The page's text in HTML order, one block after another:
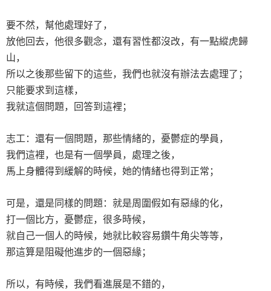
要不然，幫他處理好了，
放他回去，他很多觀念，還有習性都沒改，有一點縱虎歸
山，
所以之後那些留下的這些，我們也就沒有辦法去處理了；
只能要求到這樣，
我就這個問題，回答到這裡；
志工：還有一個問題，那些情緒的，憂鬱症的學員，
我們這裡，也是有一個學員，處理之後，
馬上身體得到緩解的時候，她的情緒也得到正常；
可是，還是同樣的問題：就是周圍假如有惡緣的化，
打一個比方，憂鬱症，很多時候，
就自己一個人的時候，她就比較容易鑽牛角尖等等，
那這算是阻礙他進步的一個惡緣；
所以，有時候，我們看進展是不錯的，